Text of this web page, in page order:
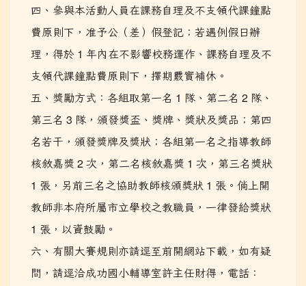
四、參與本活動人員在課務自理及不支領代課鐘點
費原則下，准予公（差）假登記；若遇例假日辦
理，得於 1 年內在不影響校務運作、課務自理及不
支領代課鐘點費原則下，擇期覈實補休。
五、獎勵方式：各組取第一名 1 隊、第二名 2 隊、
第三名 3 隊，頒發獎盃、獎牌、獎狀及獎品；第四
名若干，頒發獎牌及獎狀；各組第一名之指導教師
核敘嘉獎 2 次，第二名核敘嘉獎 1 次，第三名獎狀
1 張，另前三名之協助教師核頒奬狀 1 張。倘上開
教師非本府所屬市立學校之教職員，一律發給獎狀
1 張，以資鼓勵。
六、有關大賽規則亦請逕至前開網站下載，如有疑
問，請逕洽成功國小輔導室許主任財得，電話：